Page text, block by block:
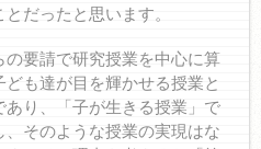
だったと思います。
要請で研究授業を中心に算
も達が目を輝かせる授業と
り、「子が生きる授業」で
、そのような授業の実現はな